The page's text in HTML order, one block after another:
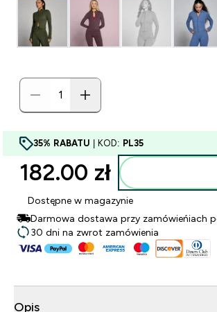
35% RABATU | KOD: PL35
182.00 zł‎
Dostępne w magazynie
Darmowa dostawa przy zamówieńiach
30 dni na zwrot zamówienia
Opis